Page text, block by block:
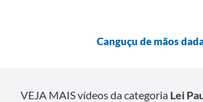
Canguçu de mãos
VEJA MAIS vídeos da categoria Lei